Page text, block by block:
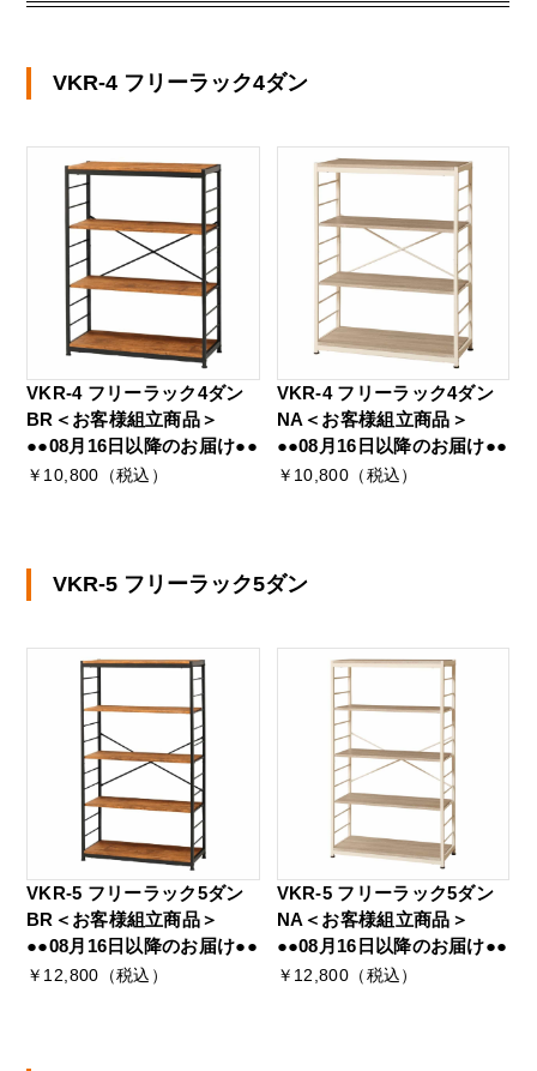
VKR-4 フリーラック4ダン
VKR-4 フリーラック4ダン
BR＜お客様組立商品＞
●●08月16日以降のお届け●●
￥10,800（税込）
VKR-4 フリーラック4ダン
NA＜お客様組立商品＞
●●08月16日以降のお届け●●
￥10,800（税込）
VKR-5 フリーラック5ダン
VKR-5 フリーラック5ダン
BR＜お客様組立商品＞
●●08月16日以降のお届け●●
￥12,800（税込）
VKR-5 フリーラック5ダン
NA＜お客様組立商品＞
●●08月16日以降のお届け●●
￥12,800（税込）